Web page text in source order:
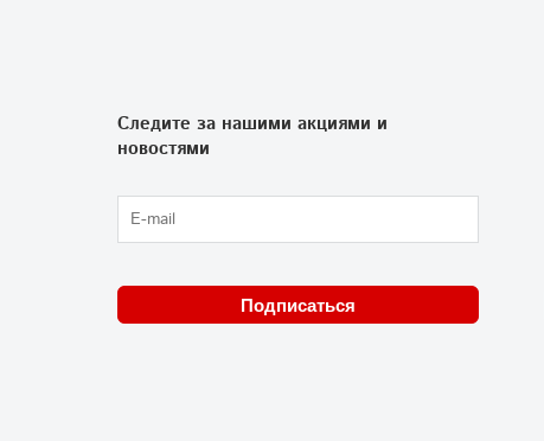
Следите за нашими акциями и
новостями
Подписаться